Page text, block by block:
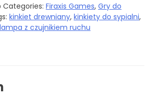
Categories: Firaxis Games, Gry do
kinkiet drewniany, kinkiety do sypialni,
lampa z czujnikiem ruchu